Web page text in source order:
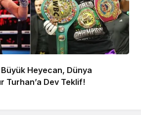
Heyecan, Dünya
Turhan’a Dev Teklif!